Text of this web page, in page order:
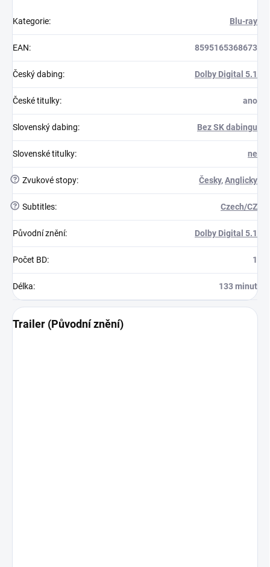
Kategorie: Blu-ray
EAN: 8595165368673
Český dabing: Dolby Digital 5.1
České titulky: ano
Slovenský dabing: Bez SK dabingu
Slovenské titulky: ne
? Zvukové stopy: Česky,Anglicky
? Subtitles: Czech/CZ
Původní znění: Dolby Digital 5.1
Počet BD: 1
Délka: 133 minut
Trailer (Původní znění)